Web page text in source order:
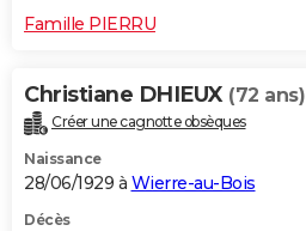
Famille PIERRU
Christiane DHIEUX (72 ans)
Créer une cagnotte obsèques
Naissance
28/06/1929 à Wierre-au-Bois
Décès